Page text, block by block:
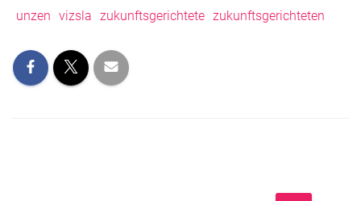
unzen vizsla zukunftsgerichtete zukunftsgerichteten